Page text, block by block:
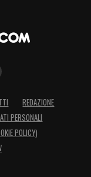
REDAZIONE
PERSONALI
POLICY)